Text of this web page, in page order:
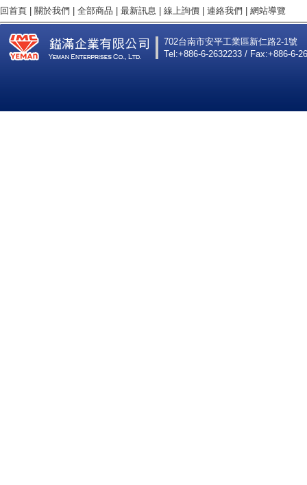
回首頁 | 關於我們 | 全部商品 | 最新訊息 | 線上詢價 | 連絡我們 | 網站導覽
702台南市安平工業區新仁路2-1號
Tel:+886-6-2632233 / Fax:+886-6-